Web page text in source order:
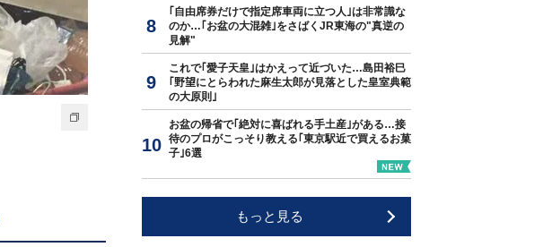
｢自由席券だけで指定席車両に立つ人｣は非常識な
のか…｢お盆の大混雑｣をさばくJR東海の"真逆の
見解"
これで｢愛子天皇｣はかえって近づいた…島田裕巳
｢野望にとらわれた麻生太郎が見落とした皇室典範
の大原則｣
お盆の帰省で｢絶対に喜ばれる手土産｣がある…接
待のプロがこっそり教える｢東京駅近で買えるお菓
子｣6選
もっと見る